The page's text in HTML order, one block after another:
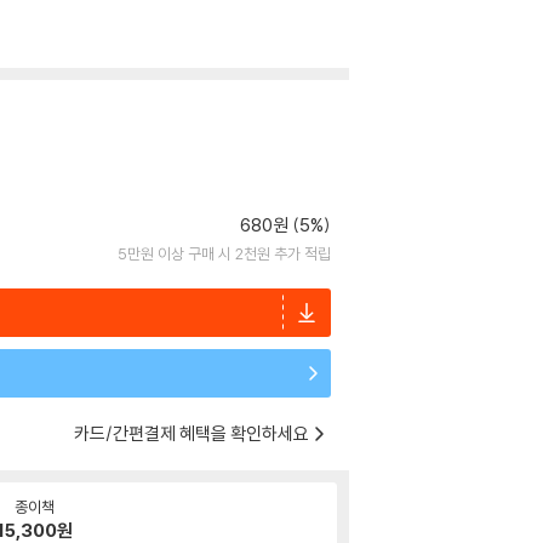
680원 (5%)
5만원 이상 구매 시 2천원 추가 적립
카드/간편결제 혜택을 확인하세요
종이책
원